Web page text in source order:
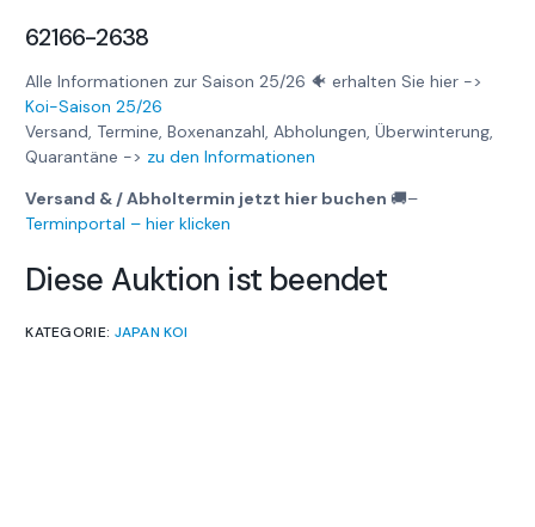
62166-2638
Alle Informationen zur Saison 25/26 🐠 erhalten Sie hier ->
Koi-Saison 25/26
Versand, Termine, Boxenanzahl, Abholungen, Überwinterung,
Quarantäne -> zu den Informationen
Versand & / Abholtermin jetzt hier buchen 🚚–
Terminportal – hier klicken
Diese Auktion ist beendet
KATEGORIE: JAPAN KOI